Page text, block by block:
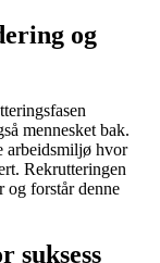
og
mennesket bak.
arbeidsmiljø hvor
Rekrutteringen
og forstår denne
suksess